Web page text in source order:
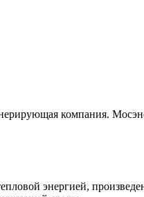
компания.
энергией,